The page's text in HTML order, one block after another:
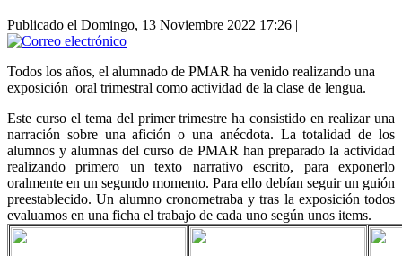
Publicado el Domingo, 13 Noviembre 2022 17:26 |
Todos los años, el alumnado de PMAR ha venido realizando una
exposición oral trimestral como actividad de la clase de lengua.
Este curso el tema del primer trimestre ha consistido en realizar una
narración sobre una afición o una anécdota. La totalidad de los
alumnos y alumnas del curso de PMAR han preparado la actividad
realizando primero un texto narrativo escrito, para exponerlo
oralmente en un segundo momento. Para ello debían seguir un guión
preestablecido. Un alumno cronometraba y tras la exposición todos
evaluamos en una ficha el trabajo de cada uno según unos items.